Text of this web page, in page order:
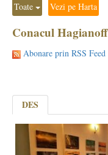
Toate Vezi pe Harta
Conacul
Abonare prin RSS
DES